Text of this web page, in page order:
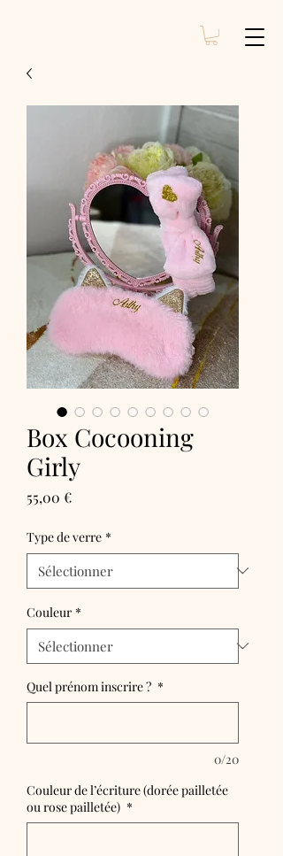
MySignBox
Box Cocooning
Girly
55,00 €Prix
Type de verre *
Couleur *
Quel prénom inscrire ? *
0/20
Couleur de l’écriture (dorée pailletée
ou rose pailletée) *